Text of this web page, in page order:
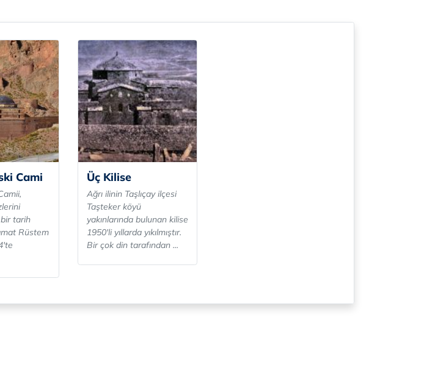
Cami
tarih
Rüstem
Üç Kilise
Ağrı ilinin Taşlıçay ilçesi
Taşteker köyü
yakınlarında bulunan kilise
1950'li yıllarda yıkılmıştır.
Bir çok din tarafından ...